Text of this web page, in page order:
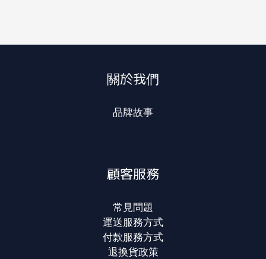
關於我們
品牌故事
顧客服務
常見問題
運送服務方式
付款服務方式
退換貨政策